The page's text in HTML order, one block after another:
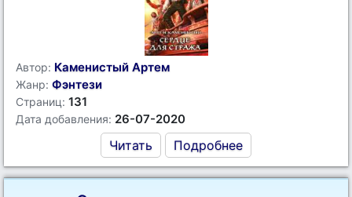
Автор: Каменистый Артем
Жанр: Фэнтези
Страниц: 131
Дата добавления: 26-07-2020
Читать Подробнее